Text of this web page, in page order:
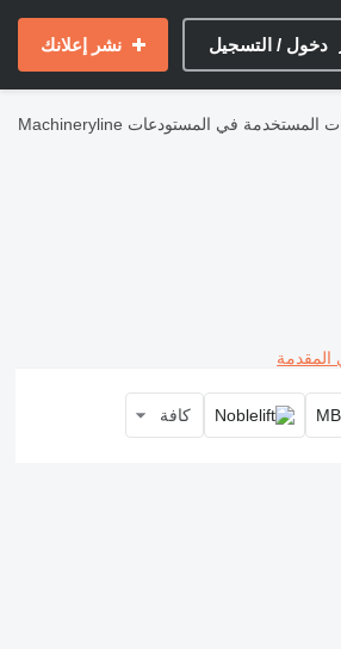
دخول / التسجيل نشر إعلانك
Machineryline المستخدمة في المستودعات
المقدمة
كافة